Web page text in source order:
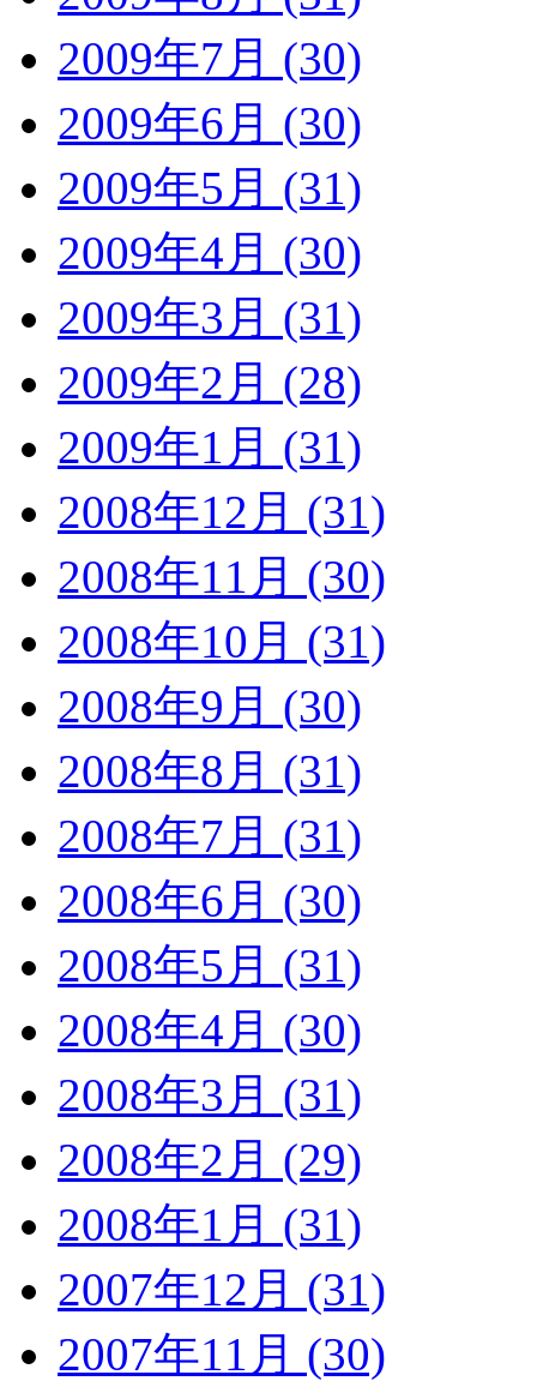
2009年7月 (30)
2009年6月 (30)
2009年5月 (31)
2009年4月 (30)
2009年3月 (31)
2009年2月 (28)
2009年1月 (31)
2008年12月 (31)
2008年11月 (30)
2008年10月 (31)
2008年9月 (30)
2008年8月 (31)
2008年7月 (31)
2008年6月 (30)
2008年5月 (31)
2008年4月 (30)
2008年3月 (31)
2008年2月 (29)
2008年1月 (31)
2007年12月 (31)
2007年11月 (30)